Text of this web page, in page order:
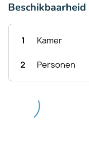
Beschikbaarheid
1 Kamer
2 Personen